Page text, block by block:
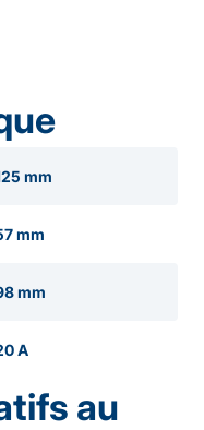
mm
mm
mm
A
au